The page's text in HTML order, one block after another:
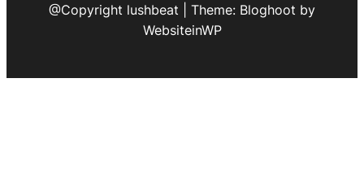
@Copyright lushbeat | Theme: Bloghoot by
WebsiteinWP